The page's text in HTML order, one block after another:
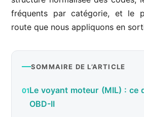
fréquents par catégorie, et le
route que nous appliquons en
SOMMAIRE DE L’ARTICLE
Le voyant moteur (MIL) : ce
OBD-II